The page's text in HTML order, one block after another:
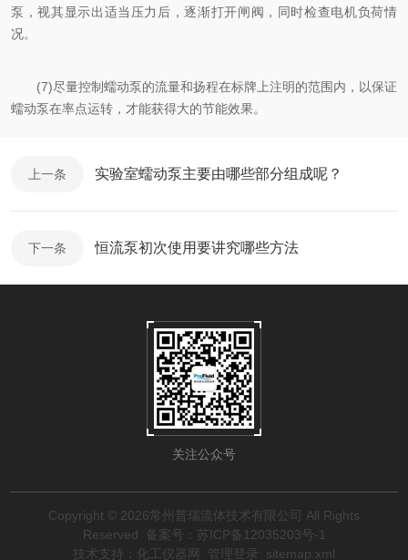
泵，视其显示出适当压力后，逐渐打开闸阀，同时检查电机负荷情
况。
(7)尽量控制蠕动泵的流量和扬程在标牌上注明的范围内，以保证
蠕动泵在率点运转，才能获得大的节能效果。
上一条 实验室蠕动泵主要由哪些部分组成呢？
下一条 恒流泵初次使用要讲究哪些方法
关注公众号
Copyright © 2026常州普瑞流体技术有限公司 All Rights
Reserved
备案号：苏ICP备12035203号-1
技术支持： 化工仪器网 管理登录 sitemap.xml